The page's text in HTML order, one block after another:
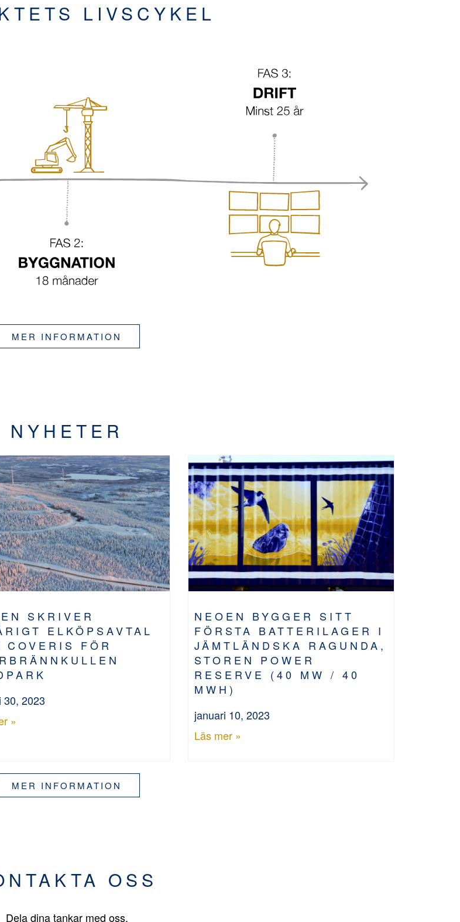
LIVSCYKEL
MER INFORMATION
NYHETER
SKRIVER
ELKÖPSAVTAL
COVERIS FÖR
30, 2023
»
NEOEN BYGGER SITT
FÖRSTA BATTERILAGER I
JÄMTLÄNDSKA RAGUNDA,
STOREN POWER
RESERVE (40 MW / 40
MWH)
januari 10, 2023
Läs mer »
MER INFORMATION
OSS
Dela dina tankar med oss.